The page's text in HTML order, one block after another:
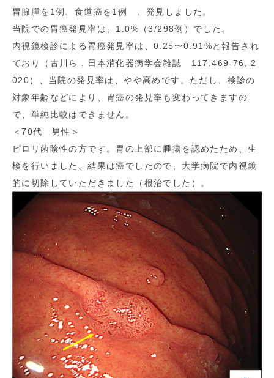
胃腺腫を1例、食道癌を1例 、発見しました。
当院での胃癌発見率は、1.0%（3/298例）でした。
内視鏡検診による胃癌発見率は、0.25〜0.91%と報告され
ており（古川ら．日本消化器病学会雑誌 117;469-76, 2
020）、当院の発見率は、やや高めです。ただし、検診の
対象年齢などにより、胃癌の発見率も変わってきますの
で、単純比較はできません。
＜70代 男性＞
ピロリ菌陰性の方です。胃の上部に腫瘍を認めたため、生
検を行いました。結果は癌でしたので、大学病院で内視鏡
的に切除していただきました（根治でした）。